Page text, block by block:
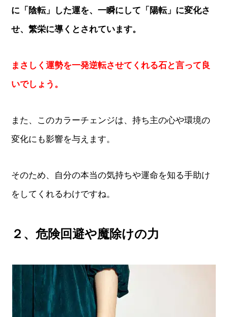
に「陰転」した運を、一瞬にして「陽転」に変化さ
せ、繁栄に導くとされています。
まさしく運勢を一発逆転させてくれる石と言って良
いでしょう。
また、このカラーチェンジは、持ち主の心や環境の
変化にも影響を与えます。
そのため、自分の本当の気持ちや運命を知る手助け
をしてくれるわけですね。
２、危険回避や魔除けの力